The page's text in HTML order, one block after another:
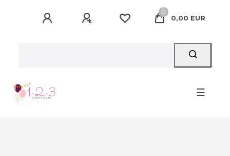
0
0,00 EUR
☰